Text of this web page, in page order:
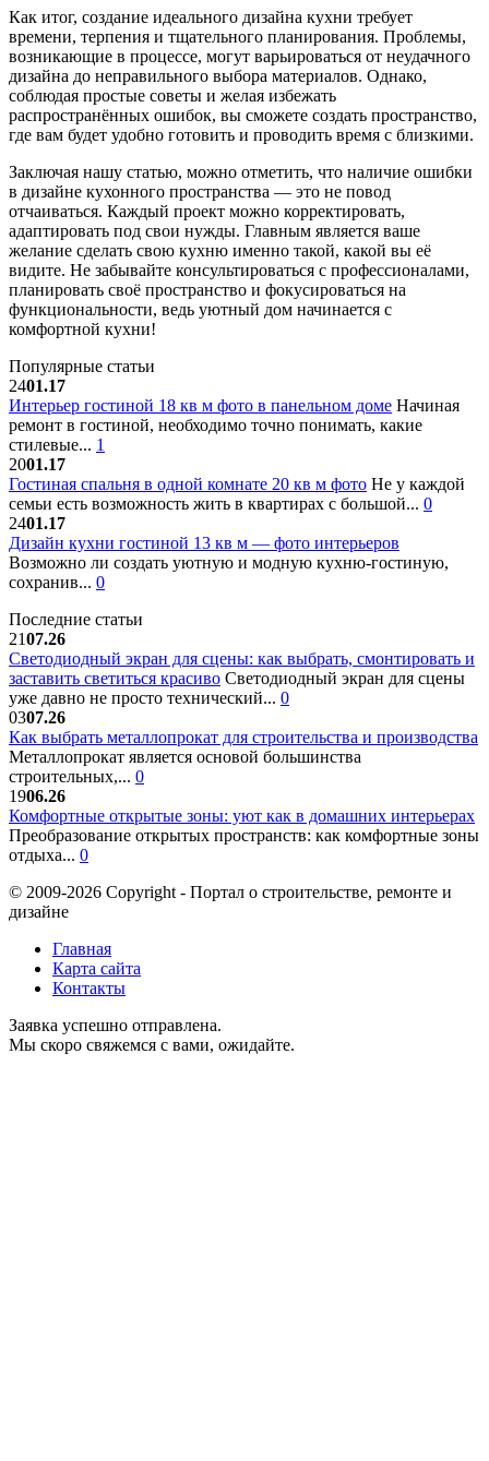
Как итог, создание идеального дизайна кухни требует
времени, терпения и тщательного планирования. Проблемы,
возникающие в процессе, могут варьироваться от неудачного
дизайна до неправильного выбора материалов. Однако,
соблюдая простые советы и желая избежать
распространённых ошибок, вы сможете создать пространство,
где вам будет удобно готовить и проводить время с близкими.
Заключая нашу статью, можно отметить, что наличие ошибки
в дизайне кухонного пространства — это не повод
отчаиваться. Каждый проект можно корректировать,
адаптировать под свои нужды. Главным является ваше
желание сделать свою кухню именно такой, какой вы её
видите. Не забывайте консультироваться с профессионалами,
планировать своё пространство и фокусироваться на
функциональности, ведь уютный дом начинается с
комфортной кухни!
Популярные статьи
2401.17
Интерьер гостиной 18 кв м фото в панельном доме Начиная
ремонт в гостиной, необходимо точно понимать, какие
стилевые... 1
2001.17
Гостиная спальня в одной комнате 20 кв м фото Не у каждой
семьи есть возможность жить в квартирах с большой... 0
2401.17
Дизайн кухни гостиной 13 кв м — фото интерьеров
Возможно ли создать уютную и модную кухню-гостиную,
сохранив... 0
Последние статьи
2107.26
Светодиодный экран для сцены: как выбрать, смонтировать и
заставить светиться красиво Светодиодный экран для сцены
уже давно не просто технический... 0
0307.26
Как выбрать металлопрокат для строительства и производства
Металлопрокат является основой большинства
строительных,... 0
1906.26
Комфортные открытые зоны: уют как в домашних интерьерах
Преобразование открытых пространств: как комфортные зоны
отдыха... 0
© 2009-2026 Copyright - Портал о строительстве, ремонте и
дизайне
Главная
Карта сайта
Контакты
Заявка успешно отправлена.
Мы скоро свяжемся с вами, ожидайте.